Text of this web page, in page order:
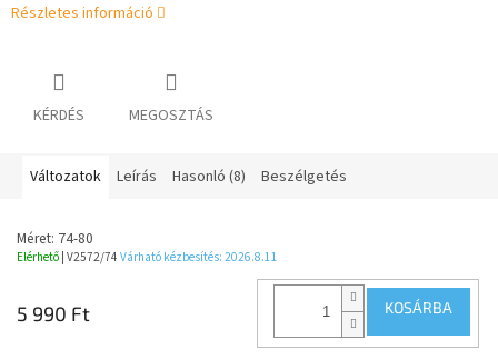
Részletes információ
KÉRDÉS MEGOSZTÁS
Változatok Leírás Hasonló (8) Beszélgetés
Méret: 74-80
Elérhető | V2572/74 Várható kézbesítés: 2026.8.11
5 990 Ft KOSÁRBA